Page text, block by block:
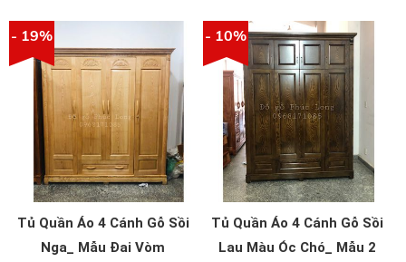
- 19%
Tủ Quần Áo 4 Cánh Gỗ Sồi
Nga_ Mẫu Đai Vòm
- 10%
Tủ Quần Áo 4 Cánh Gỗ Sồi
Lau Màu Óc Chó_ Mẫu 2